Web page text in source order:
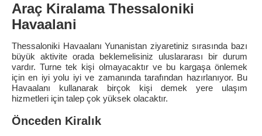
Araç Kiralama Thessaloniki
Havaalani
Thessaloniki Havaalanı Yunanistan ziyaretiniz sırasında bazı
büyük aktivite orada beklemelisiniz uluslararası bir durum
vardır. Turne tek kişi olmayacaktır ve bu kargaşa önlemek
için en iyi yolu iyi ve zamanında tarafından hazırlanıyor. Bu
Havaalanı kullanarak birçok kişi demek yere ulaşım
hizmetleri için talep çok yüksek olacaktır.
Önceden Kiralık